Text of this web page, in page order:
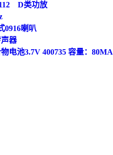
D类功放
0916喇叭
器
电池3.7V 400735 容量：80MA